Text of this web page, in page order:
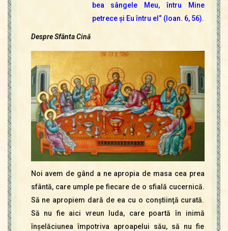
bea sângele Meu, întru Mine
petrece şi Eu întru el“ (Ioan. 6, 56).
Despre Sfânta Cină
Noi avem de gând a ne apropia de masa cea prea
sfântă, care umple pe fiecare de o sfială cucernică.
Să ne apropiem dară de ea cu o conştiinţă curată.
Să nu fie aici vreun Iuda, care poartă în inimă
înşelăciunea împotriva aproapelui său, să nu fie